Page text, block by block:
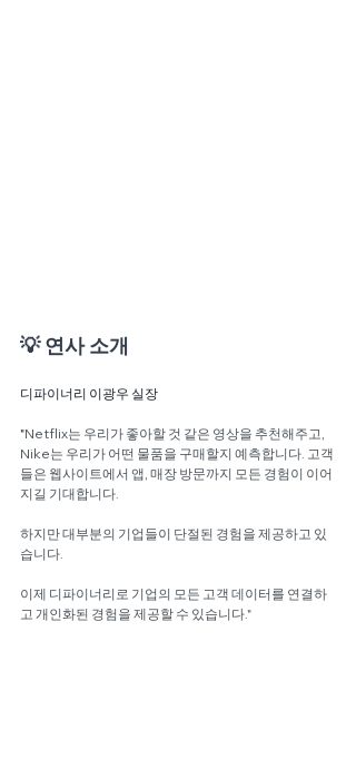
💡 연사 소개
디파이너리 이광우 실장
"Netflix는 우리가 좋아할 것 같은 영상을 추천해주고,
Nike는 우리가 어떤 물품을 구매할지 예측합니다. 고객
들은 웹사이트에서 앱, 매장 방문까지 모든 경험이 이어
지길 기대합니다.
하지만 대부분의 기업들이 단절된 경험을 제공하고 있
습니다.
이제 디파이너리로 기업의 모든 고객 데이터를 연결하
고 개인화된 경험을 제공할 수 있습니다."